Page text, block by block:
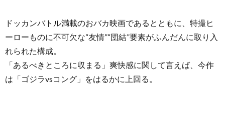
ドッカンバトル満載のおバカ映画であるとともに、特撮ヒ
ーローものに不可欠な“友情”“団結”要素がふんだんに取り入
れられた構成。
「あるべきところに収まる」爽快感に関して言えば、今作
は「ゴジラvsコング」をはるかに上回る。